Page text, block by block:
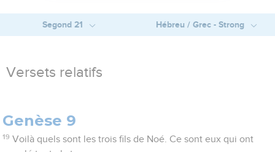
Segond 21 Hébreu / Grec - Strong
Versets relatifs
Genèse 9
19 Voilà quels sont les trois fils de Noé. Ce sont eux qui ont